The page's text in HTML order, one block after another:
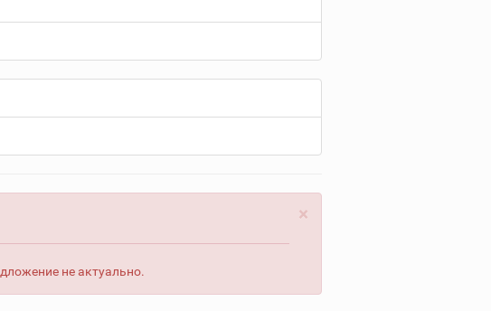
×
не актуально.